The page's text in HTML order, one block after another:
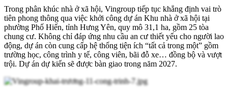
Trong phân khúc nhà ở xã hội, Vingroup tiếp tục khẳng định vai trò
tiên phong thông qua việc khởi công dự án Khu nhà ở xã hội tại
phường Phố Hiến, tỉnh Hưng Yên, quy mô 31,1 ha, gồm 25 tòa
chung cư. Không chỉ đáp ứng nhu cầu an cư thiết yếu cho người lao
động, dự án còn cung cấp hệ thống tiện ích “tất cả trong một” gồm
trường học, công trình y tế, công viên, bãi đỗ xe… đồng bộ và vượt
trội. Dự án dự kiến sẽ được bàn giao trong năm 2027.